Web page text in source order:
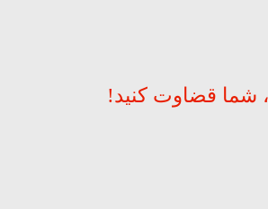
شما قضاوت کنید!